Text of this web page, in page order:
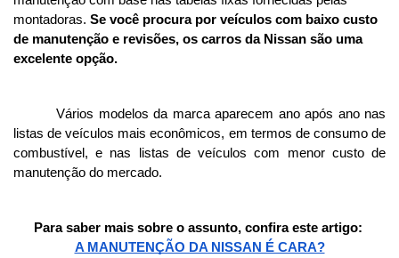
montadoras. Se você procura por veículos com baixo custo
de manutenção e revisões, os carros da Nissan são uma
excelente opção.
Vários modelos da marca aparecem ano após ano nas
listas de veículos mais econômicos, em termos de consumo de
combustível, e nas listas de veículos com menor custo de
manutenção do mercado.
Para saber mais sobre o assunto, confira este artigo:
A MANUTENÇÃO DA NISSAN É CARA?